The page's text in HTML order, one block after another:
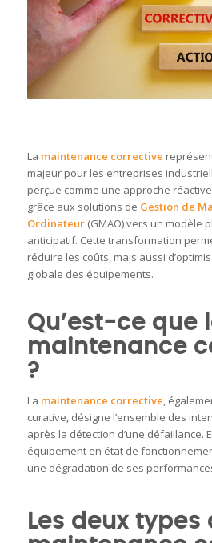
La maintenance corrective
majeur pour les entreprises
perçue comme une approche
grâce aux solutions de Gestion de
Ordinateur(GMAO) vers un modèle
anticipatif. Cette transformation
réduire les coûts, mais aussi
globale des équipements.
Qu’est-ce que
maintenance
?
La maintenance corrective,
curative, désigne l’ensemble des
après la détection d’une défaillance.
équipement en état de
une dégradation de ses
Les deux types